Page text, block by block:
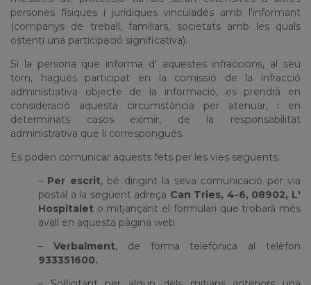
persones físiques i jurídiques vinculades amb l'informant
(companys de treball, familiars, societats amb les quals
ostenti una participació significativa).
Si la persona que informa d' aquestes infraccions, al seu
torn, hagués participat en la comissió de la infracció
administrativa objecte de la informació, es prendrà en
consideració aquesta circumstància per atenuar, i en
determinats casos eximir, de la responsabilitat
administrativa que li correspongués.
Es poden comunicar aquests fets per les vies següents:
– Per escrit, bé dirigint la seva comunicació per via
postal a la següent adreça Can Tries, 4-6, 08902, L'
Hospitalet o mitjançant el formulari que trobarà més
avall en aquesta pàgina web.
– Verbalment, de forma telefònica al telèfon
933351600.